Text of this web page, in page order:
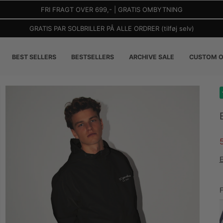
FRI FRAGT OVER 699,- | GRATIS OMBYTNING
GRATIS PAR SOLBRILLER PÅ ALLE ORDRER (tilføj selv)
BEST SELLERS BESTSELLERS ARCHIVE SALE CUSTOM